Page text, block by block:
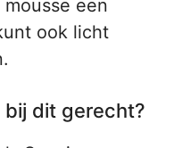
een
ook licht
dit gerecht?